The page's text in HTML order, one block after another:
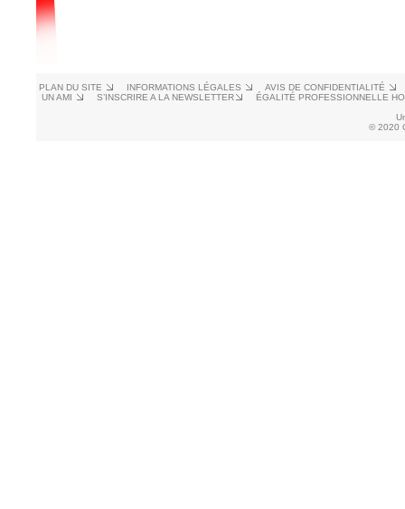
PLAN DU SITE INFORMATIONS LÉGALES
AVIS DE CONFIDENTIALITÉ
UN AMI
S’INSCRIRE A LA NEWSLETTER
ÉGALITÉ PROFESSIONNELLE
© 2020